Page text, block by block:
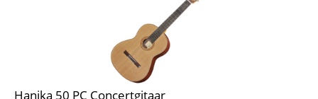
Kleur: naturel, mat/hoogglans
Hanika 50 PC Concertgitaar